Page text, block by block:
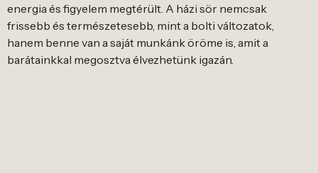
energia és figyelem megtérült. A házi sör nemcsak
frissebb és természetesebb, mint a bolti változatok,
hanem benne van a saját munkánk öröme is, amit a
barátainkkal megosztva élvezhetünk igazán.